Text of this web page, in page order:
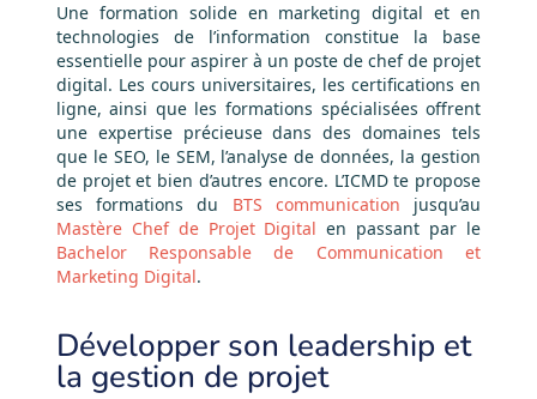
Une formation solide en marketing digital et en
technologies de l’information constitue la base
essentielle pour aspirer à un poste de chef de projet
digital. Les cours universitaires, les certifications en
ligne, ainsi que les formations spécialisées offrent
une expertise précieuse dans des domaines tels
que le SEO, le SEM, l’analyse de données, la gestion
de projet et bien d’autres encore. L’ICMD te propose
ses formations du BTS communication jusqu’au
Mastère Chef de Projet Digital en passant par le
Bachelor Responsable de Communication et
Marketing Digital.
Développer son leadership et
la gestion de projet